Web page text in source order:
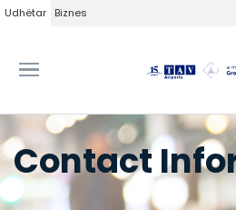
Udhëtar Biznes
Contact